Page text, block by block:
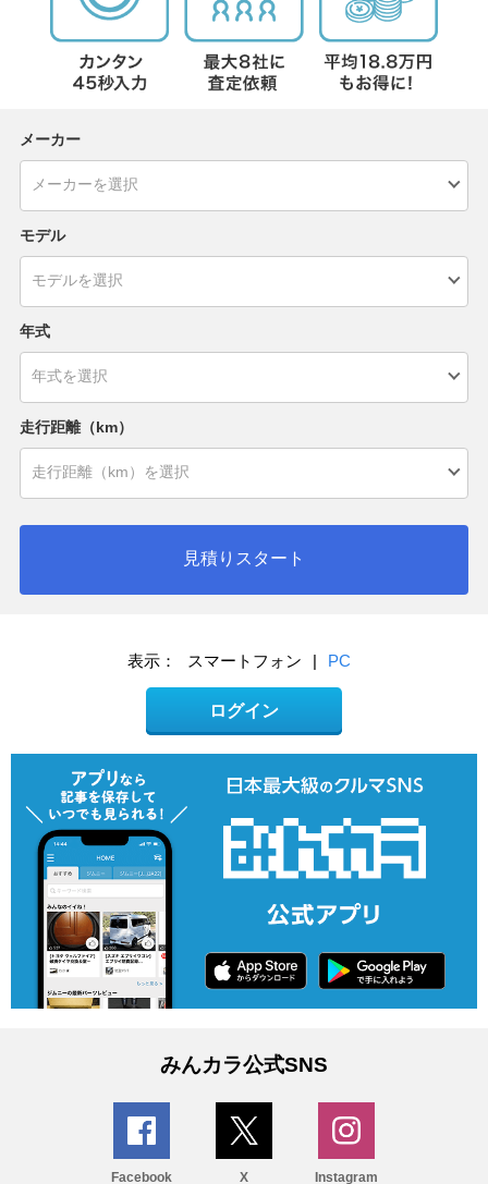
メーカー
モデル
年式
走行距離（km）
見積りスタート
表示： スマートフォン | PC
ログイン
みんカラ公式SNS
Facebook X Instagram